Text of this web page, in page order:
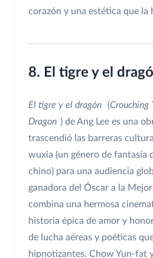
corazón y una estética que la
8. El tigre y el
El tigre y el dragón (Crouching
Dragon ) de Ang Lee es una
trascendió las barreras
wuxia (un género de fantasía
chino) para una audiencia
ganadora del Óscar a la
combina una hermosa
historia épica de amor y
de lucha aéreas y poéticas
hipnotizantes. Chow Yun-fat